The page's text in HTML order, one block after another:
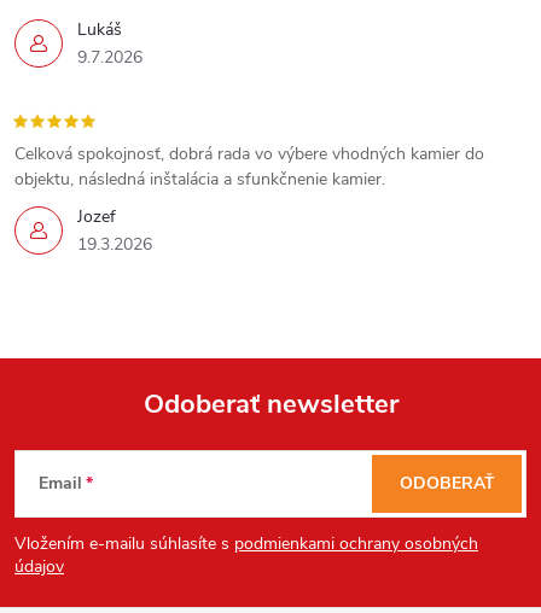
Lukáš
9.7.2026
Jozef
19.3.2026
Celková spokojnosť, dobrá rada vo výbere vhodných kamier do
objektu, následná inštalácia a sfunkčnenie kamier.
Z
á
p
Odoberať newsletter
Email
Vložením e-mailu súhlasíte s podmienkami ochrany osobných
údajov
ODOBERAŤ